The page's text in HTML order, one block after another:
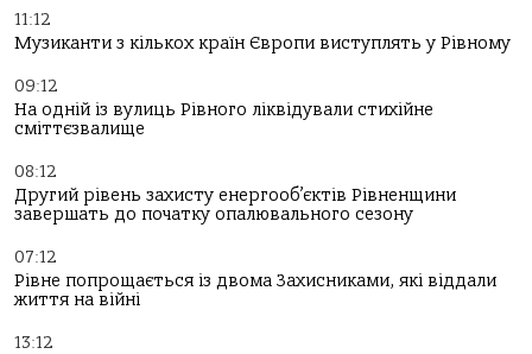
11:12
Музиканти з кількох країн Європи виступлять у Рівному
09:12
На одній із вулиць Рівного ліквідували стихійне
сміттєзвалище
08:12
Другий рівень захисту енергооб’єктів Рівненщини
завершать до початку опалювального сезону
07:12
Рівне попрощається із двома Захисниками, які віддали
життя на війні
13:12